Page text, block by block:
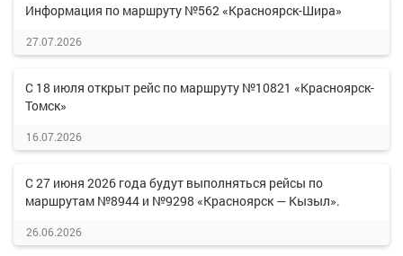
Информация по маршруту №562 «Красноярск-Шира»
27.07.2026
С 18 июля открыт рейс по маршруту №10821 «Красноярск-
Томск»
16.07.2026
С 27 июня 2026 года будут выполняться рейсы по
маршрутам №8944 и №9298 «Красноярск — Кызыл».
26.06.2026